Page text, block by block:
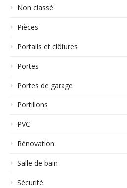
Non classé
Pièces
Portails et clôtures
Portes
Portes de garage
Portillons
PVC
Rénovation
Salle de bain
Sécurité